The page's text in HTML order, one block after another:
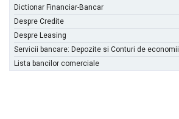
Dictionar Financiar-Bancar
Despre Credite
Despre Leasing
Servicii bancare: Depozite si Conturi de economii
Lista bancilor comerciale